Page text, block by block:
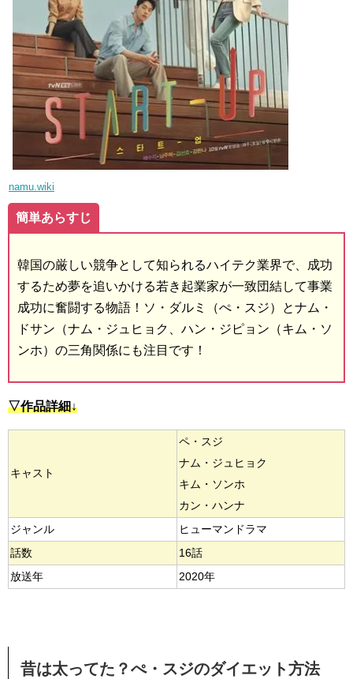
namu.wiki
簡単あらすじ
韓国の厳しい競争として知られるハイテク業界で、成功
するため夢を追いかける若き起業家が一致団結して事業
成功に奮闘する物語！ソ・ダルミ（ぺ・スジ）とナム・
ドサン（ナム・ジュヒョク、ハン・ジピョン（キム・ソ
ンホ）の三角関係にも注目です！
▽作品詳細↓
キャスト
ペ・スジ
ナム・ジュヒョク
キム・ソンホ
カン・ハンナ
ジャンル
ヒューマンドラマ
話数
16話
放送年
2020年
昔は太ってた？ぺ・スジのダイエット方法